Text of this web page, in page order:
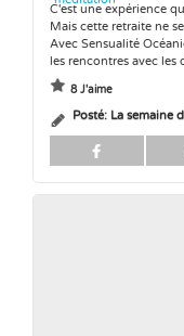
C'est une expérience
Mais cette retraite ne
Avec Sensualité
les rencontres avec
8 J'aime
Posté: La semaine